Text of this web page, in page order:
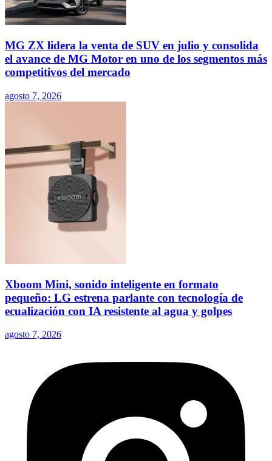
MG ZX lidera la venta de SUV en julio y consolida
el avance de MG Motor en uno de los segmentos más
competitivos del mercado
agosto 7, 2026
Xboom Mini, sonido inteligente en formato
pequeño: LG estrena parlante con tecnología de
ecualización con IA resistente al agua y golpes
agosto 7, 2026